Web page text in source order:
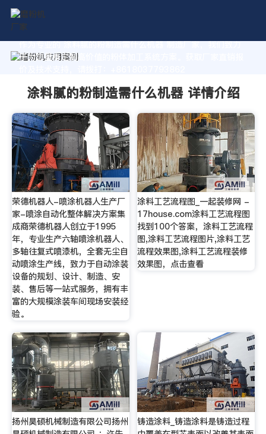
作为专业的 涂料腻的粉制造需什么机器 制造厂家，我们致力
于为您量身定制高价值的粉体加工系统方案。获取厂家直销报
涂料腻的粉制造需什么机器 详情介绍
荣德机器人-喷涂机器人生产厂
家-喷涂自动化整体解决方案集
成商荣德机器人创立于1995
年，专业生产六轴喷涂机器人、
多轴往复式喷漆机，全套无尘自
动喷涂生产线，致力于自动涂装
设备的规划、设计、制造、安
装、售后等一站式服务，拥有丰
富的大规模涂装车间现场安装经
验。
涂料工艺流程图_一起装修网 -
17house.com涂料工艺流程图
找到100个答案，涂料工艺流程
图,涂料工艺流程图片,涂料工艺
流程效果图,涂料工艺流程装修
效果图，点击查看
扬州昊硕机械制造有限公司扬州
铸造涂料_铸造涂料是铸造过程